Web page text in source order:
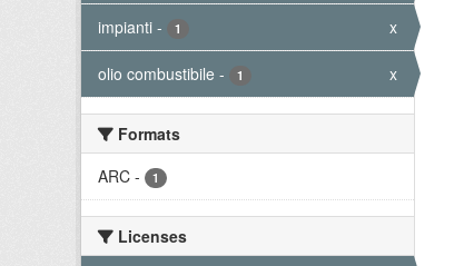
impianti - 1 x
olio combustibile - 1 x
Formats
ARC - 1
Licenses